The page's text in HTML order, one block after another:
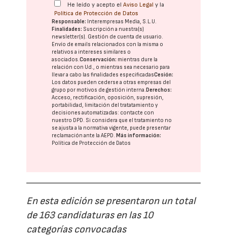
He leído y acepto elAviso Legal y la
Política de Protección de Datos
Responsable: Interempresas Media, S.L.U.
Finalidades: Suscripción a nuestra(s)
newsletter(s). Gestión de cuenta de usuario.
Envío de emails relacionados con la misma o
relativos a intereses similares o
asociados.Conservación: mientras dure la
relación con Ud., o mientras sea necesario para
llevar a cabo las finalidades especificadasCesión:
Los datos pueden cederse a otras empresas del
grupo por motivos de gestión interna.Derechos:
Acceso, rectificación, oposición, supresión,
portabilidad, limitación del tratatamiento y
decisiones automatizadas: contacte con
nuestro DPD . Si considera que el tratamiento no
se ajusta a la normativa vigente, puede presentar
reclamación ante laAEPD .Más información:
Política de Protección de Datos
En esta edición se presentaron un total
de 163 candidaturas en las 10
categorías convocadas